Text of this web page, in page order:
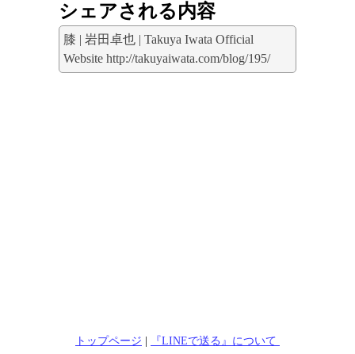
シェアされる内容
膝 | 岩田卓也 | Takuya Iwata Official
Website http://takuyaiwata.com/blog/195/
トップページ | 『LINEで送る』について